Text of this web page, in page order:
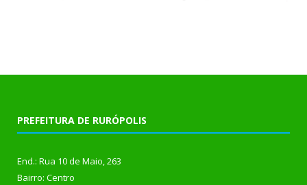
PREFEITURA DE RURÓPOLIS
End.: Rua 10 de Maio, 263
Bairro: Centro